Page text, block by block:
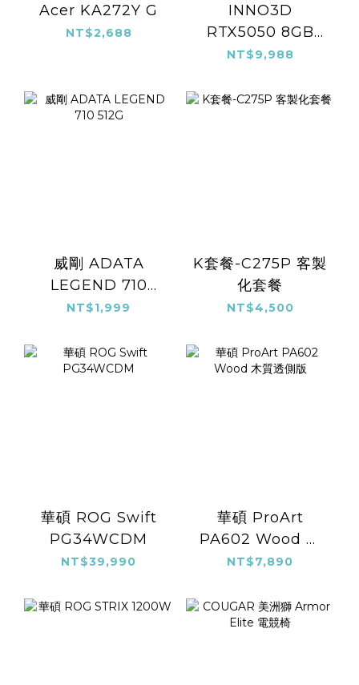
Acer KA272Y G
NT$2,688
INNO3D
RTX5050 8GB
TWIN X2
NT$9,988
威剛 ADATA
LEGEND 710
512G
NT$1,999
K套餐-C275P 客製
化套餐
NT$4,500
華碩 ROG Swift
PG34WCDM
NT$39,990
華碩 ProArt
PA602 Wood 木
質透側版
NT$7,890